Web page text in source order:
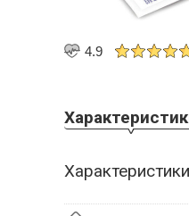
4.9
Характеристики